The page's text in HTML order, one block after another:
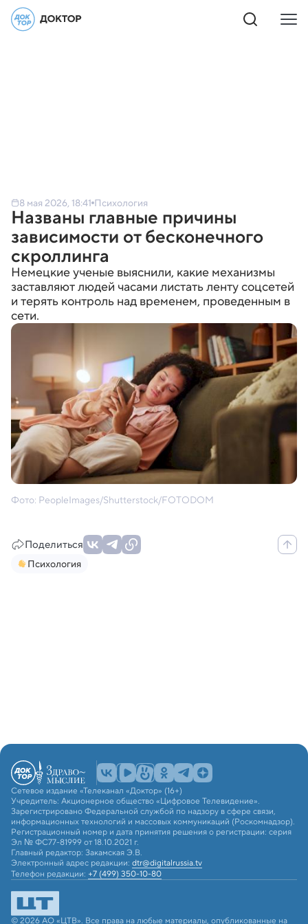
8 мая 2026, 18:41 Психология
Названы главные причины
зависимости от бесконечного
скроллинга
Немецкие ученые выяснили, какие механизмы
заставляют людей часами листать ленту соцсетей
и терять контроль над временем, проведенным в
сети.
Фото: PeopleImages/Shutterstock/FOTODOM
Поделиться
Психология
Сетевое издание «Телеканал «Доктор» (16+)
Учредитель: Акционерное общество «Цифровое Телевидение».
Зарегистрировано Федеральной службой по надзору в сфере связи,
информационных технологий и массовых коммуникаций (Роскомнадзор).
Регистрационный номер и дата принятия решения о регистрации: серия
Эл № ФС77-81999 от 18.10.2021 г.
Главный редактор: Закамская Э.В.
Электронный адрес редакции: dtr@digitalrussia.tv
Телефон редакции: +7 (499) 350-10-80
© 2026 АО «ЦТВ». Все права на любые материалы, опубликованные на